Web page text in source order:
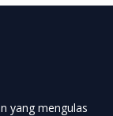
yang mengulas